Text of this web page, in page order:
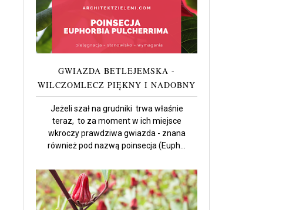
GWIAZDA BETLEJEMSKA -
WILCZOMLECZ PIĘKNY I NADOBNY
Jeżeli szał na grudniki trwa właśnie
teraz, to za moment w ich miejsce
wkroczy prawdziwa gwiazda - znana
również pod nazwą poinsecja (Euph...